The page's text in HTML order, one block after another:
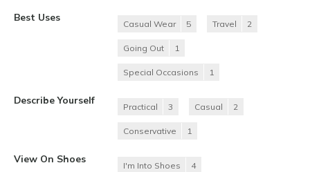
Best Uses
Casual Wear 5 Travel 2
Going Out 1
Special Occasions 1
Describe Yourself
Practical 3 Casual 2
Conservative 1
View On Shoes
I'm Into Shoes 4